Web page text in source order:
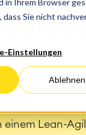
dass Sie nicht
Einstellungen
Ablehnen
Training
einem Lean-